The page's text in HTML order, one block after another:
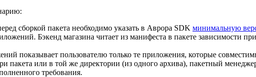
сборкой пакета необходимо указать в Аврора SDK минимальную
Бэкенд магазина читает из манифеста в пакете зависимости
показывает пользователю только те приложения, которые
пакета или в той же директории (из одного архива), пакетный
требования.